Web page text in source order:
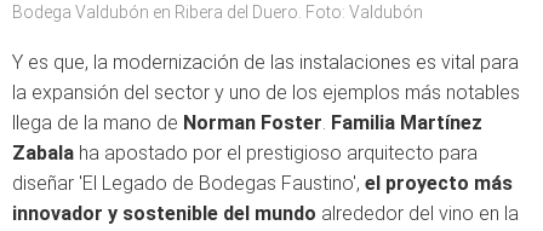
Bodega Valdubón en Ribera del Duero. Foto: Valdubón
Y es que, la modernización de las instalaciones es vital para
la expansión del sector y uno de los ejemplos más notables
llega de la mano de Norman Foster. Familia Martínez
Zabala ha apostado por el prestigioso arquitecto para
diseñar 'El Legado de Bodegas Faustino', el proyecto más
innovador y sostenible del mundo alrededor del vino en la